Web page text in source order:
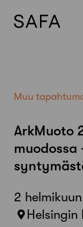
Muu
ArkMuoto
muodossa
2